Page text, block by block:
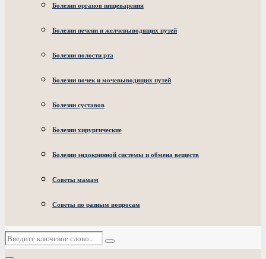
Болезни органов пищеварения
Болезни печени и желчевыводящих путей
Болезни полости рта
Болезни почек и мочевыводящих путей
Болезни суставов
Болезни хирургические
Болезни эндокринной системы и обмена веществ
Советы мамам
Советы по разным вопросам
Искать:
Поиск